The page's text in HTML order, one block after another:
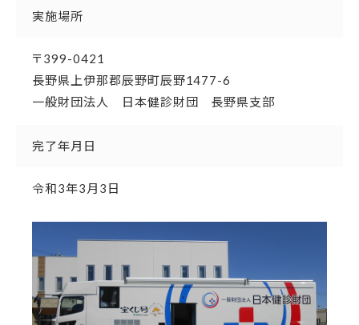
実施場所
〒399-0421
長野県上伊那郡辰野町辰野1477-6
一般財団法人 日本健診財団 長野県支部
完了年月日
令和3年3月3日